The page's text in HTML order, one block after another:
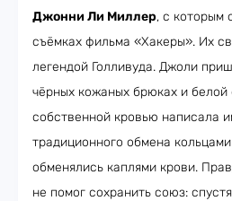
Джонни Ли Миллер, с которым
съёмках фильма «Хакеры». Их
легендой Голливуда. Джоли
чёрных кожаных брюках и белой
собственной кровью написала
традиционного обмена
обменялись каплями крови.
не помог сохранить союз: